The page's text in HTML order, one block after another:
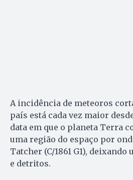
A incidência de meteoros
país está cada vez maior
data em que o planeta Terra
uma região do espaço por
Tatcher (C/1861 G1),
e detritos.